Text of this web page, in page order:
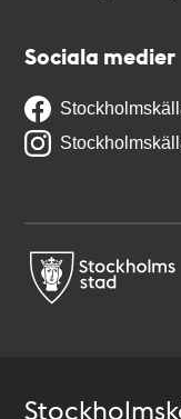
Sociala medier